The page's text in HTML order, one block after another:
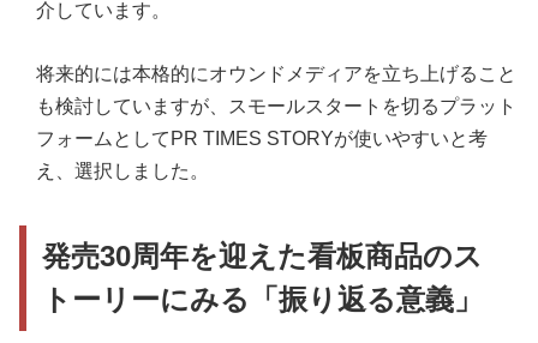
介しています。
将来的には本格的にオウンドメディアを立ち上げること
も検討していますが、スモールスタートを切るプラット
フォームとしてPR TIMES STORYが使いやすいと考
え、選択しました。
発売30周年を迎えた看板商品のス
トーリーにみる「振り返る意義」